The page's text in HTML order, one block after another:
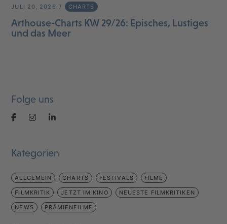
JULI 20, 2026 CHARTS
Arthouse-Charts KW 29/26: Episches, Lustiges
und das Meer
Folge uns
Kategorien
ALLGEMEIN CHARTS FESTIVALS FILME
FILMKRITIK JETZT IM KINO NEUESTE FILMKRITIKEN
NEWS PRÄMIENFILME